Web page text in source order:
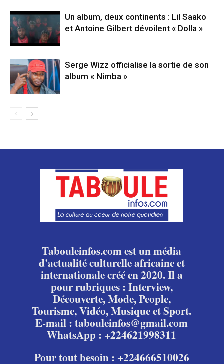
Un album, deux continents : Lil Saako
et Antoine Gilbert dévoilent « Dolla »
Serge Wizz officialise la sortie de son
album « Nimba »
Tabouleinfos.com est un média
d'actualité culturelle africaine et
internationale créé en 2020. Il a
pour rubriques : Interview,
Découverte, Mode, People,
Tourisme, Vidéo, Musique et Sport.
E-mail : tabouleinfos@gmail.com
WhatsApp : +224621998311
Pour tout besoin : +224666510026